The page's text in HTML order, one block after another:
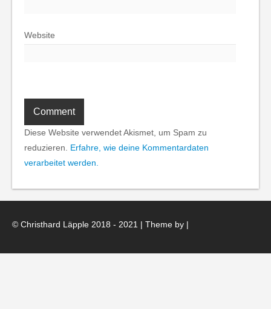
Website
Diese Website verwendet Akismet, um Spam zu
reduzieren. Erfahre, wie deine Kommentardaten
verarbeitet werden.
© Christhard Läpple 2018 - 2021 | Theme by |